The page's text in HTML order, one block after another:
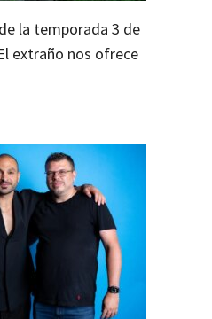
la temporada 3 de
extraño nos ofrece